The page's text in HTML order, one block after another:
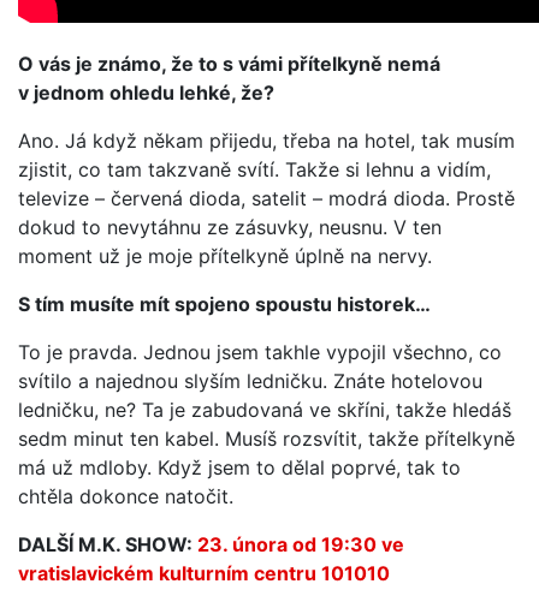
O vás je známo, že to s vámi přítelkyně nemá
v jednom ohledu lehké, že?
Ano. Já když někam přijedu, třeba na hotel, tak musím
zjistit, co tam takzvaně svítí. Takže si lehnu a vidím,
televize – červená dioda, satelit – modrá dioda. Prostě
dokud to nevytáhnu ze zásuvky, neusnu. V ten
moment už je moje přítelkyně úplně na nervy.
S tím musíte mít spojeno spoustu historek…
To je pravda. Jednou jsem takhle vypojil všechno, co
svítilo a najednou slyším ledničku. Znáte hotelovou
ledničku, ne? Ta je zabudovaná ve skříni, takže hledáš
sedm minut ten kabel. Musíš rozsvítit, takže přítelkyně
má už mdloby. Když jsem to dělal poprvé, tak to
chtěla dokonce natočit.
DALŠÍ M.K. SHOW: 23. února od 19:30 ve
vratislavickém kulturním centru 101010